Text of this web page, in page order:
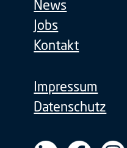
News
Jobs
Kontakt
Impressum
Datenschutz